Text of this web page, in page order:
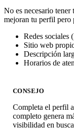
No es necesario
mejoran tu perfil pero
Redes sociales
Sitio web
Descripción
Horarios de
CONSEJO
Completa el perfil
completo genera
visibilidad en